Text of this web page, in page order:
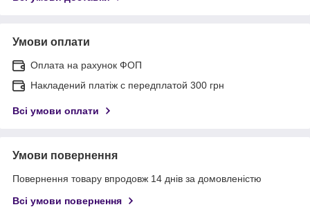
Умови оплати
Оплата на рахунок ФОП
Накладений платіж с передплатой 300 грн
Всі умови оплати
Умови повернення
Повернення товару впродовж 14 днів за домовленістю
Всі умови повернення